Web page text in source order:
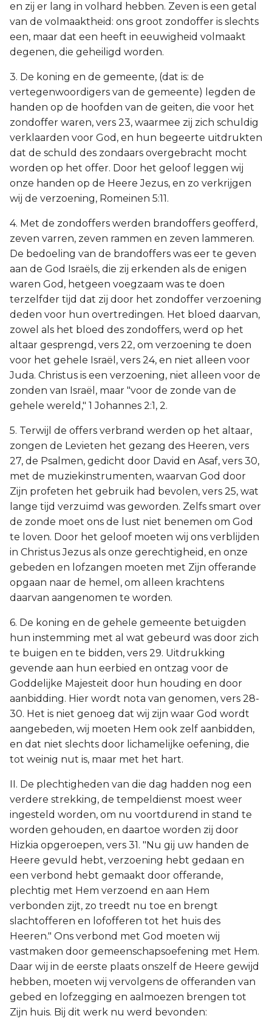
en zij er lang in volhard hebben. Zeven is een getal
van de volmaaktheid: ons groot zondoffer is slechts
een, maar dat een heeft in eeuwigheid volmaakt
degenen, die geheiligd worden.
3. De koning en de gemeente, (dat is: de
vertegenwoordigers van de gemeente) legden de
handen op de hoofden van de geiten, die voor het
zondoffer waren, vers 23, waarmee zij zich schuldig
verklaarden voor God, en hun begeerte uitdrukten
dat de schuld des zondaars overgebracht mocht
worden op het offer. Door het geloof leggen wij
onze handen op de Heere Jezus, en zo verkrijgen
wij de verzoening, Romeinen 5:11.
4. Met de zondoffers werden brandoffers geofferd,
zeven varren, zeven rammen en zeven lammeren.
De bedoeling van de brandoffers was eer te geven
aan de God Israëls, die zij erkenden als de enigen
waren God, hetgeen voegzaam was te doen
terzelfder tijd dat zij door het zondoffer verzoening
deden voor hun overtredingen. Het bloed daarvan,
zowel als het bloed des zondoffers, werd op het
altaar gesprengd, vers 22, om verzoening te doen
voor het gehele Israël, vers 24, en niet alleen voor
Juda. Christus is een verzoening, niet alleen voor de
zonden van Israël, maar "voor de zonde van de
gehele wereld," 1 Johannes 2:1, 2.
5. Terwijl de offers verbrand werden op het altaar,
zongen de Levieten het gezang des Heeren, vers
27, de Psalmen, gedicht door David en Asaf, vers 30,
met de muziekinstrumenten, waarvan God door
Zijn profeten het gebruik had bevolen, vers 25, wat
lange tijd verzuimd was geworden. Zelfs smart over
de zonde moet ons de lust niet benemen om God
te loven. Door het geloof moeten wij ons verblijden
in Christus Jezus als onze gerechtigheid, en onze
gebeden en lofzangen moeten met Zijn offerande
opgaan naar de hemel, om alleen krachtens
daarvan aangenomen te worden.
6. De koning en de gehele gemeente betuigden
hun instemming met al wat gebeurd was door zich
te buigen en te bidden, vers 29. Uitdrukking
gevende aan hun eerbied en ontzag voor de
Goddelijke Majesteit door hun houding en door
aanbidding. Hier wordt nota van genomen, vers 28-
30. Het is niet genoeg dat wij zijn waar God wordt
aangebeden, wij moeten Hem ook zelf aanbidden,
en dat niet slechts door lichamelijke oefening, die
tot weinig nut is, maar met het hart.
II. De plechtigheden van die dag hadden nog een
verdere strekking, de tempeldienst moest weer
ingesteld worden, om nu voortdurend in stand te
worden gehouden, en daartoe worden zij door
Hizkia opgeroepen, vers 31. "Nu gij uw handen de
Heere gevuld hebt, verzoening hebt gedaan en
een verbond hebt gemaakt door offerande,
plechtig met Hem verzoend en aan Hem
verbonden zijt, zo treedt nu toe en brengt
slachtofferen en lofofferen tot het huis des
Heeren." Ons verbond met God moeten wij
vastmaken door gemeenschapsoefening met Hem.
Daar wij in de eerste plaats onszelf de Heere gewijd
hebben, moeten wij vervolgens de offeranden van
gebed en lofzegging en aalmoezen brengen tot
Zijn huis. Bij dit werk nu werd bevonden: